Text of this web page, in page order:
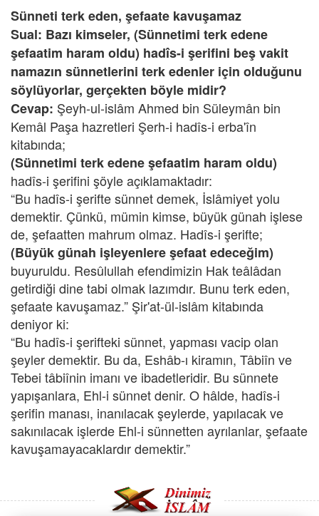
Sünneti terk eden, şefaate kavuşamaz
Sual: Bazı kimseler, (Sünnetimi terk edene
şefaatim haram oldu) hadîs-i şerifini beş vakit
namazın sünnetlerini terk edenler için olduğunu
söylüyorlar, gerçekten böyle midir?
Cevap: Şeyh-ul-islâm Ahmed bin Süleymân bin
Kemâl Paşa hazretleri Şerh-i hadîs-i erba'în
kitabında;
(Sünnetimi terk edene şefaatim haram oldu)
hadîs-i şerifini şöyle açıklamaktadır:
“Bu hadîs-i şerifte sünnet demek, İslâmiyet yolu
demektir. Çünkü, mümin kimse, büyük günah işlese
de, şefaatten mahrum olmaz. Hadîs-i şerifte;
(Büyük günah işleyenlere şefaat edeceğim)
buyuruldu. Resûlullah efendimizin Hak teâlâdan
getirdiği dine tabi olmak lazımdır. Bunu terk eden,
şefaate kavuşamaz.” Şir'at-ül-islâm kitabında
deniyor ki:
“Bu hadîs-i şerifteki sünnet, yapması vacip olan
şeyler demektir. Bu da, Eshâb-ı kiramın, Tâbiîn ve
Tebei tâbiînin imanı ve ibadetleridir. Bu sünnete
yapışanlara, Ehl-i sünnet denir. O hâlde, hadîs-i
şerifin manası, inanılacak şeylerde, yapılacak ve
sakınılacak işlerde Ehl-i sünnetten ayrılanlar, şefaate
kavuşamayacaklardır demektir.”